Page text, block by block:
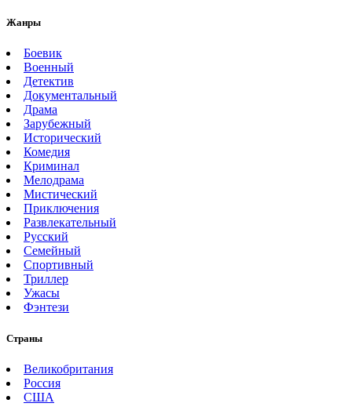
Жанры
Боевик
Военный
Детектив
Документальный
Драма
Зарубежный
Исторический
Комедия
Криминал
Мелодрама
Мистический
Приключения
Развлекательный
Русский
Семейный
Спортивный
Триллер
Ужасы
Фэнтези
Страны
Великобритания
Россия
США